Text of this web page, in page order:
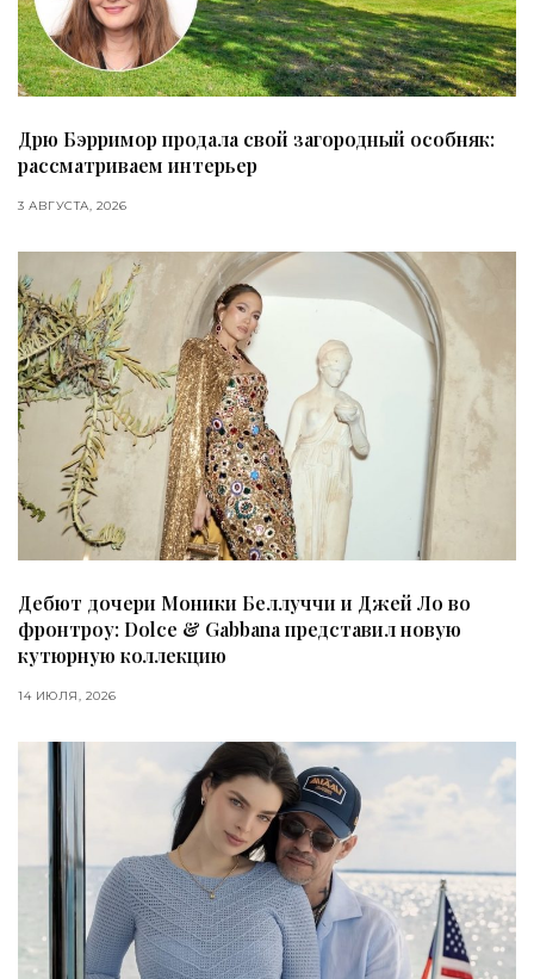
Дрю Бэрримор продала свой загородный особняк:
рассматриваем интерьер
3 АВГУСТА, 2026
Дебют дочери Моники Беллуччи и Джей Ло во
фронтроу: Dolce & Gabbana представил новую
кутюрную коллекцию
14 ИЮЛЯ, 2026